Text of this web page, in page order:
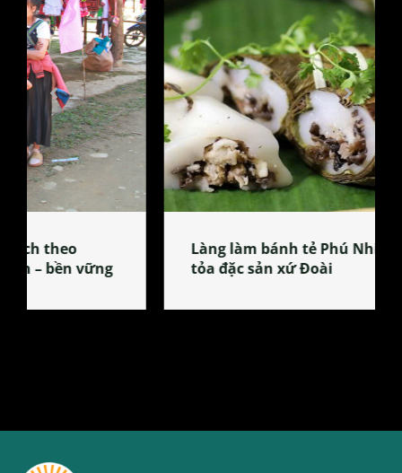
Làng làm bánh tẻ Phú Nhi – nơi lan
tỏa đặc sản xứ Đoài